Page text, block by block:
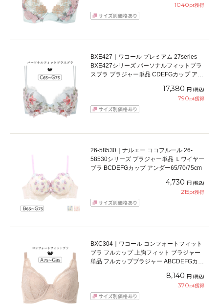
1040pt獲得
BXE427｜ワコール プレミアム 27series
BXE427シリーズ パーソナルフィットプラ
スブラ ブラジャー単品 CDEFGカップ アン
17,380 円 (税込)
790pt獲得
26-58530｜ナルエー ココフルール 26-
58530シリーズ ブラジャー単品 Ｌワイヤー
ブラ BCDEFGカップ アンダー65/70/75cm
4,730 円 (税込)
215pt獲得
BXC304｜ワコール コンフォートフィット
ブラ フルカップ 上胸フィット ブラジャー
単品 フルカップブラジャー ABCDEFGカッ
8,140 円 (税込)
370pt獲得